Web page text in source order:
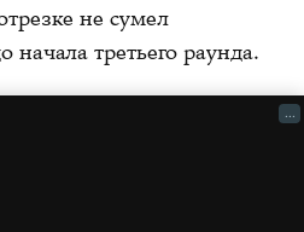
не сумел
начала третьего раунда.
...